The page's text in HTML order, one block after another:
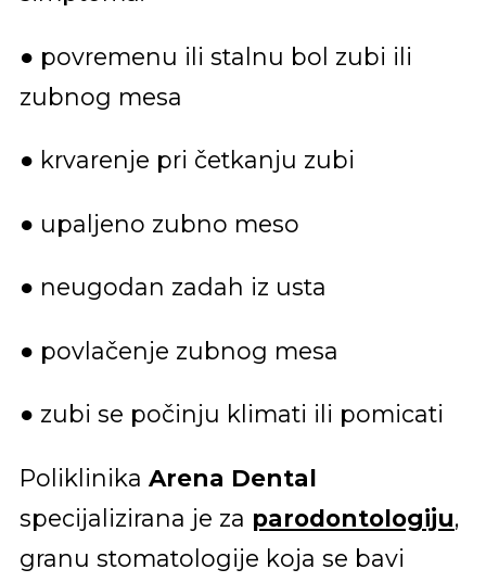
● povremenu ili stalnu bol zubi ili
zubnog mesa
● krvarenje pri četkanju zubi
● upaljeno zubno meso
● neugodan zadah iz usta
● povlačenje zubnog mesa
● zubi se počinju klimati ili pomicati
Poliklinika Arena Dental
specijalizirana je za parodontologiju,
granu stomatologije koja se bavi